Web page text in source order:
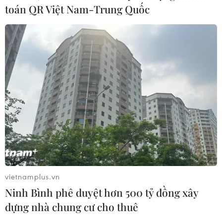
Australia hoàn thiện dự luật buộc các
nền tảng số trả phí cho báo chí
03/08/2026 00:25
Nhịp cầu báo chí, lý luận Việt Nam-
Anh
01/08/2026 15:47
Niềm tin - nền tảng của đồng thuận
xã hội
01/08/2026 00:27
toán QR Việt Nam-Trung Quốc
vietnamplus.vn
Ninh Bình phê duyệt hơn 500 tỷ đồng xây
dựng nhà chung cư cho thuê